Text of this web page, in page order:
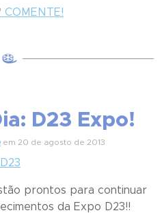
COMENTE!
D23 Expo!
em 20 de agosto de 2013
prontos para continuar
da Expo D23!!